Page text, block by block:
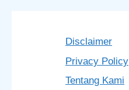
Disclaimer
Privacy Policy
Tentang Kami